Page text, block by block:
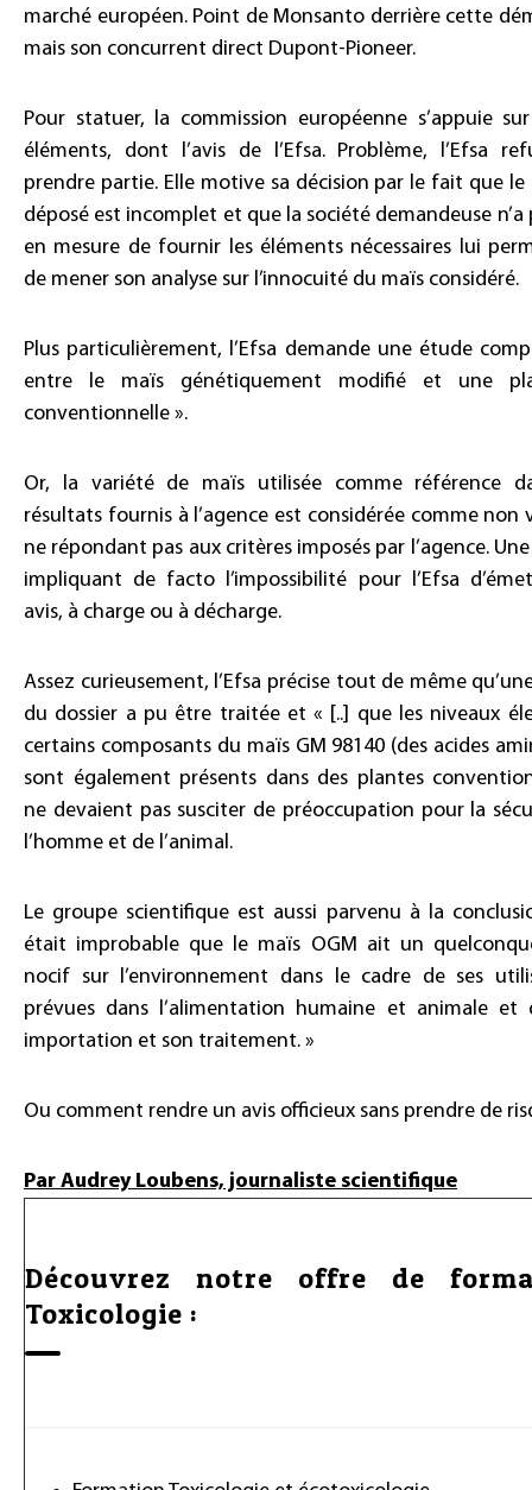
marché européen. Point de Monsanto derrière cette
mais son concurrent direct Dupont-Pioneer.
Pour statuer, la commission européenne s’appuie
éléments, dont l’avis de l’Efsa. Problème, l’Efsa
prendre partie. Elle motive sa décision par le fait que le
déposé est incomplet et que la société demandeuse n’a
en mesure de fournir les éléments nécessaires lui
de mener son analyse sur l’innocuité du maïs considéré.
Plus particulièrement, l’Efsa demande une étude
entre le maïs génétiquement modifié et une
conventionnelle ».
Or, la variété de maïs utilisée comme référence
résultats fournis à l’agence est considérée comme non
ne répondant pas aux critères imposés par l’agence.
impliquant de facto l’impossibilité pour l’Efsa
avis, à charge ou à décharge.
Assez curieusement, l’Efsa précise tout de même
du dossier a pu être traitée et « [..] que les niveaux
certains composants du maïs GM 98140 (des acides
sont également présents dans des plantes
ne devaient pas susciter de préoccupation pour la
l’homme et de l’animal.
Le groupe scientifique est aussi parvenu à la
était improbable que le maïs OGM ait un
nocif sur l’environnement dans le cadre de ses
prévues dans l’alimentation humaine et animale et
importation et son traitement. »
Ou comment rendre un avis officieux sans prendre de
Par Audrey Loubens, journaliste scientifique
Découvrez notre offre de
Toxicologie :